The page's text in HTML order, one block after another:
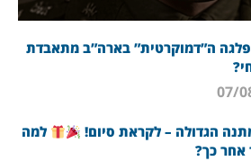
ה”דמוקרטית” בארה”ב מתאבדת
הגדולה – לקראת סיום!
למה
כך?